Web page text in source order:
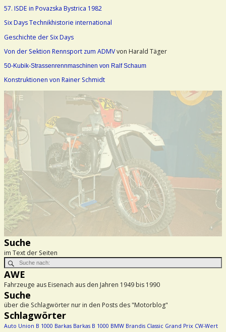
57. ISDE in Povazska Bystrica 1982
Six Days Technikhistorie international
Geschichte der Six Days
Von der Sektion Rennsport zum ADMVvon Harald Täger
50-Kubik-Strassenrennmaschinen von Ralf Schaum
Konstruktionen von Rainer Schmidt
Suche
im Text der Seiten
AWE
Fahrzeuge aus Eisenach aus den Jahren 1949 bis 1990
Suche
über die Schlagwörter nur in den Posts des "Motorblog"
Schlagwörter
Auto Union B 1000 Barkas Barkas B 1000 BMW Brandis Classic Grand Prix CW-Wert